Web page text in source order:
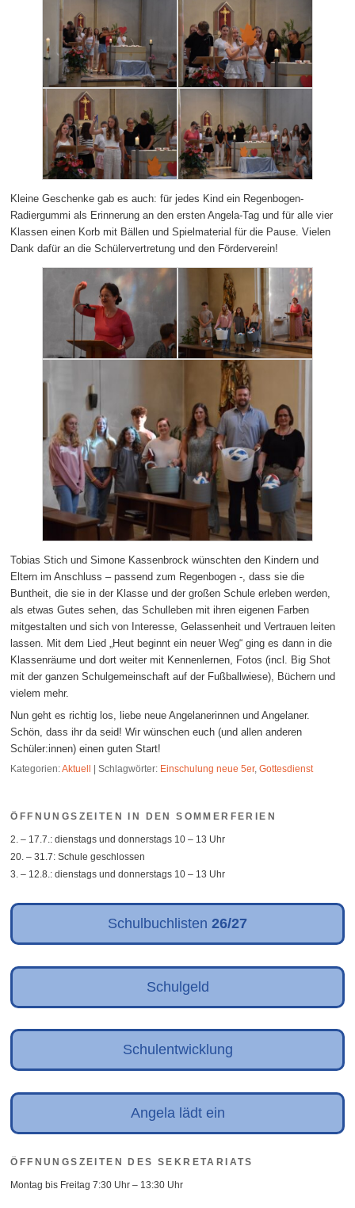
Kleine Geschenke gab es auch: für jedes Kind ein Regenbogen-
Radiergummi als Erinnerung an den ersten Angela-Tag und für alle vier
Klassen einen Korb mit Bällen und Spielmaterial für die Pause. Vielen
Dank dafür an die Schülervertretung und den Förderverein!
Tobias Stich und Simone Kassenbrock wünschten den Kindern und
Eltern im Anschluss – passend zum Regenbogen -, dass sie die
Buntheit, die sie in der Klasse und der großen Schule erleben werden,
als etwas Gutes sehen, das Schulleben mit ihren eigenen Farben
mitgestalten und sich von Interesse, Gelassenheit und Vertrauen leiten
lassen. Mit dem Lied „Heut beginnt ein neuer Weg“ ging es dann in die
Klassenräume und dort weiter mit Kennenlernen, Fotos (incl. Big Shot
mit der ganzen Schulgemeinschaft auf der Fußballwiese), Büchern und
vielem mehr.
Nun geht es richtig los, liebe neue Angelanerinnen und Angelaner.
Schön, dass ihr da seid! Wir wünschen euch (und allen anderen
Schüler:innen) einen guten Start!
Kategorien:Aktuell |Schlagwörter: Einschulung neue 5er,Gottesdienst
ÖFFNUNGSZEITEN IN DEN SOMMERFERIEN
2. – 17.7.: dienstags und donnerstags 10 – 13 Uhr
20. – 31.7: Schule geschlossen
3. – 12.8.: dienstags und donnerstags 10 – 13 Uhr
Schulbuchlisten 26/27
Schulgeld
Schulentwicklung
Angela lädt ein
ÖFFNUNGSZEITEN DES SEKRETARIATS
Montag bis Freitag 7:30 Uhr – 13:30 Uhr